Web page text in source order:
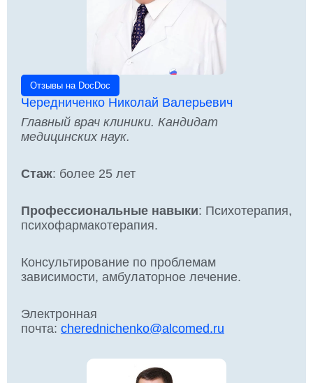
Отзывы на DocDoc
Чередниченко Николай Валерьевич
Главный врач клиники. Кандидат
медицинских наук.
Стаж: более 25 лет
Профессиональные навыки: Психотерапия,
психофармакотерапия.
Консультирование по проблемам
зависимости, амбулаторное лечение.
Электронная
почта: cherednichenko@alcomed.ru